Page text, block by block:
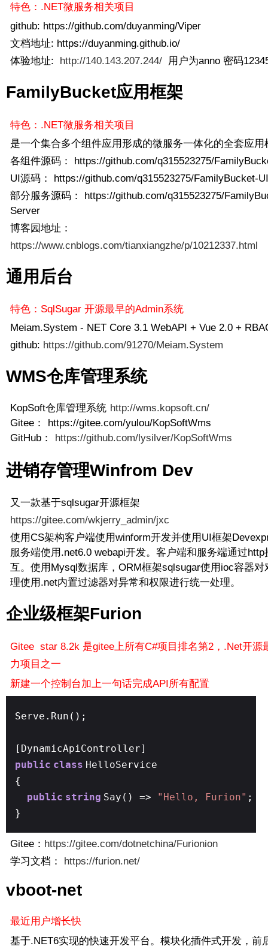
特色：.NET微服务相关项目
github: https://github.com/duyanming/Viper
文档地址: https://duyanming.github.io/
体验地址:
http://140.143.207.244/用户为anno 密码
FamilyBucket应用框架
特色：.NET微服务相关项目
是一个集合多个组件应用形成的微服务一体化的全套应用
各组件源码： https://github.com/q315523275/
UI源码： https://github.com/q315523275/FamilyBucket-UI
部分服务源码： https://github.com/q315523275/
Server
博客园地址：
https://www.cnblogs.com/tianxiangzhe/p/10212337.html
通用后台
特色：SqlSugar 开源最早的Admin系统
Meiam.System - NET Core 3.1 WebAPI + Vue 2.0 +
github: https://github.com/91270/Meiam.System
WMS仓库管理系统
KopSoft仓库管理系统 http://wms.kopsoft.cn/
Gitee：
https://gitee.com/yulou/KopSoftWms
GitHub：
https://github.com/lysilver/KopSoftWms
进销存管理Winfrom Dev
又一款基于sqlsugar开源框架
https://gitee.com/wkjerry_admin/jxc
使用CS架构客户端使用winform开发并使用UI框架
服务端使用.net6.0 webapi开发。客户端和服务端通过http
互。使用Mysql数据库，ORM框架sqlsugar使用ioc容器对
理使用.net内置过滤器对异常和权限进行统一处理。
企业级框架Furion
Gitee star 8.2k 是gitee上所有C#项目排名第2，.Net开源
力项目之一
新建一个控制台加上一句话完成API所有配置
Serve.Run();
[DynamicApiController]
public class HelloService
{
public string Say() => "Hello, Furion" ;
}
Gitee： https://gitee.com/dotnetchina/Furionion
学习文档：
https://furion.net/
vboot-net
最近用户增长快
基于.NET6实现的快速开发平台。模块化插件式开发，前